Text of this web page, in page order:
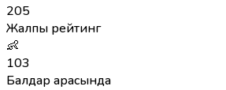
205
Жалпы рейтинг
👶
103
Балдар арасында